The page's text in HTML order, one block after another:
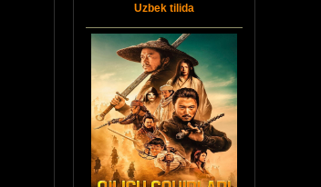
Uzbek tilida